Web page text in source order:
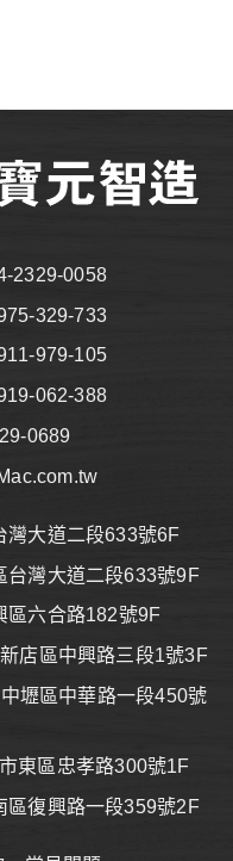
2329-0058
329-733
979-105
062-388
0689
灣大道二段633號6F
台灣大道二段633號9F
區六合路182號9F
店區中興路三段1號3F
壢區中華路一段450號
東區忠孝路300號1F
區復興路一段359號2F